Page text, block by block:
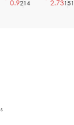
0.9214
2.731510